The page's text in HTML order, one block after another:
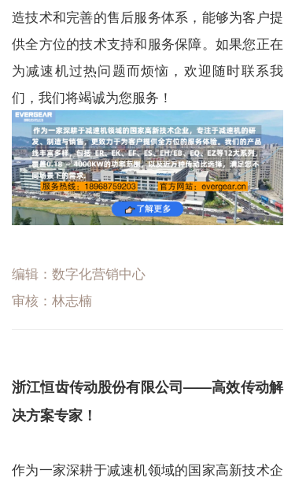
造技术和完善的售后服务体系，能够为客户提
供全方位的技术支持和服务保障。如果您正在
为减速机过热问题而烦恼，欢迎随时联系我
们，我们将竭诚为您服务！
编辑：数字化营销中心
审核：林志楠
浙江恒齿传动股份有限公司——高效传动解
决方案专家！
作为一家深耕于减速机领域的国家高新技术企